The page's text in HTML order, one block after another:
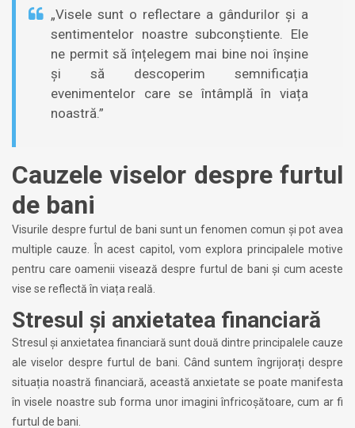
„Visele sunt o reflectare a gândurilor și a
sentimentelor noastre subconștiente. Ele
ne permit să înțelegem mai bine noi înșine
și să descoperim semnificația
evenimentelor care se întâmplă în viața
noastră.”
Cauzele viselor despre furtul
de bani
Visurile despre furtul de bani sunt un fenomen comun și pot avea
multiple cauze. În acest capitol, vom explora principalele motive
pentru care oamenii visează despre furtul de bani și cum aceste
vise se reflectă în viața reală.
Stresul și anxietatea financiară
Stresul și anxietatea financiară sunt două dintre principalele cauze
ale viselor despre furtul de bani. Când suntem îngrijorați despre
situația noastră financiară, această anxietate se poate manifesta
în visele noastre sub forma unor imagini înfricoșătoare, cum ar fi
furtul de bani.